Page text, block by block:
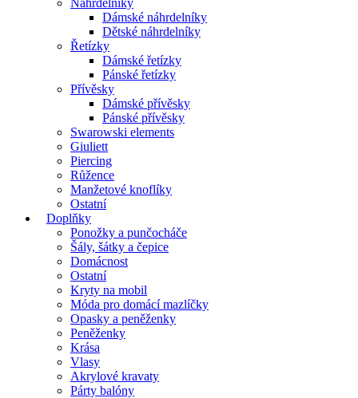
Náhrdelníky
Dámské náhrdelníky
Dětské náhrdelníky
Řetízky
Dámské řetízky
Pánské řetízky
Přívěsky
Dámské přívěsky
Pánské přívěsky
Swarowski elements
Giuliett
Piercing
Růžence
Manžetové knoflíky
Ostatní
Doplňky
Ponožky a punčocháče
Šály, šátky a čepice
Domácnost
Ostatní
Kryty na mobil
Móda pro domácí mazlíčky
Opasky a peněženky
Peněženky
Krása
Vlasy
Akrylové kravaty
Párty balóny